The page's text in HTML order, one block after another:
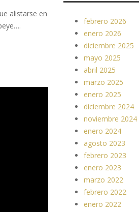
alistarse en
febrero 2026
enero 2026
diciembre 2025
mayo 2025
abril 2025
marzo 2025
enero 2025
diciembre 2024
noviembre 2024
enero 2024
agosto 2023
febrero 2023
enero 2023
marzo 2022
febrero 2022
enero 2022